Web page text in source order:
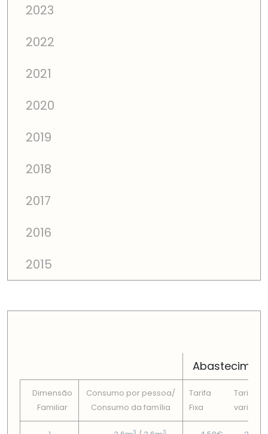
2023
2022
2021
2020
2019
2018
2017
2016
2015
Dimensão
Familiar
Consumo por pessoa/
Consumo da famí­lia
Tarifa
Fixa
Tarifa
variável
3 3